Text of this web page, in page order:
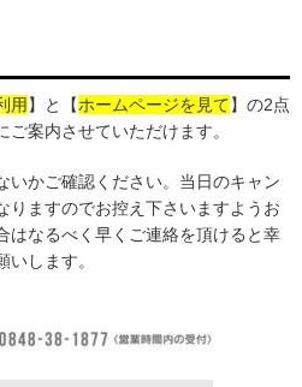
用 】 と【ホームページを見て】の2点
案内させていただけます。
かご確認ください。当日のキャン
りますのでお控え下さいますようお
はなるべく早くご連絡を頂けると幸
します。